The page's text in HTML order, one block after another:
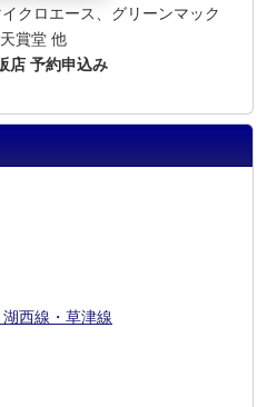
クロエース、グリーンマック
賞堂 他
店 予約申込み
西線・草津線